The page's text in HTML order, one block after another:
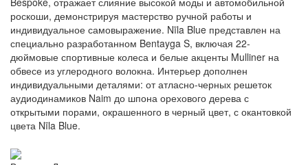
роскоши, демонстрируя мастерство ручной работы и
индивидуальное самовыражение. Nīla Blue представлен на
специально разработанном Bentayga S, включая 22-
дюймовые спортивные колеса и белые акценты Mulliner на
обвесе из углеродного волокна. Интерьер дополнен
индивидуальными деталями: от атласно-черных решеток
аудиодинамиков Naim до шпона орехового дерева с
открытыми порами, окрашенного в черный цвет, с окантовкой
цвета Nīla Blue.